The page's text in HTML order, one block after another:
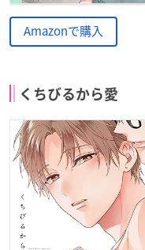
Amazonで購入
くちびるから愛